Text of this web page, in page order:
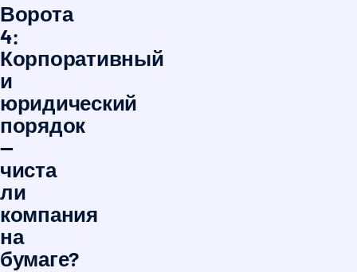
Ворота
4:
Корпоративный
и
юридический
порядок
—
чиста
ли
компания
на
бумаге?